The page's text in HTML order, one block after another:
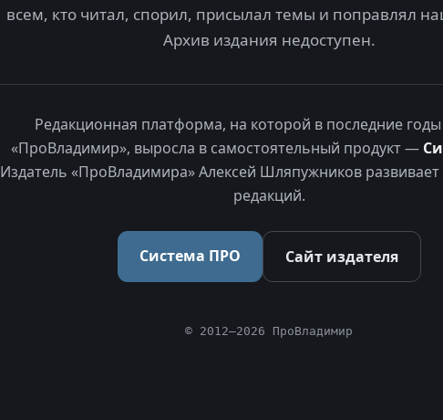
всем, кто читал, спорил, присылал темы и поправлял
Архив издания недоступен.
Редакционная платформа, на которой в последние
«ПроВладимир», выросла в самостоятельный продукт —
Издатель «ПроВладимира» Алексей Шляпужников развивает
редакций.
Система ПРО Сайт издателя
© 2012–2026 ПроВладимир